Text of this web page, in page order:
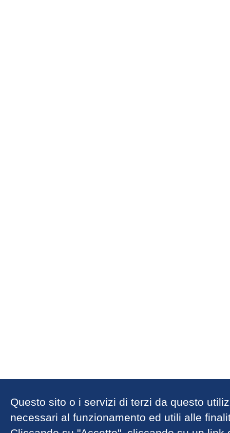
Questo sito o i servizi di terzi da questo
necessari al funzionamento ed utili alle